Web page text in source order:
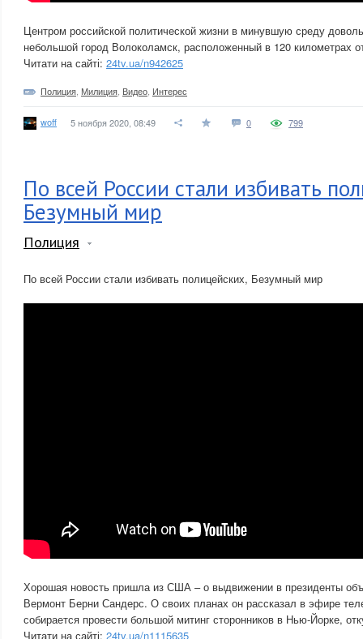
Центром российской политической жизни в минувшую среду
небольшой город Волоколамск, расположенный в 120 километрах
Читати на сайті: 24tv.ua/n942625
Полиция Милиция Видео Интерес
woff 5 ноября 2020, 08:49 0 799
По всей России стали избивать
Безумный мир
Полиция
По всей России стали избивать полицейских, Безумный мир
Хорошая новость пришла из США – о выдвижении в президенты
Вермонт Берни Сандерс. О своих планах он рассказал в эфире
собирается провести большой митинг сторонников в Нью-Йорке,
Читати на сайті: 24tv.ua/n1115635